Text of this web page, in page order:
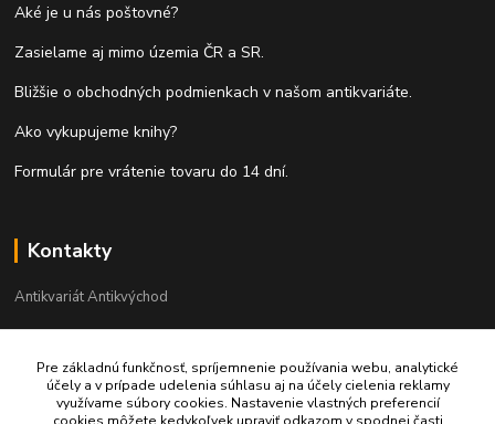
Aké je u nás poštovné?
Zasielame aj mimo územia ČR a SR.
Bližšie o obchodných podmienkach v našom antikvariáte.
Ako vykupujeme knihy?
Formulár pre vrátenie tovaru do 14 dní.
Kontakty
Antikvariát Antikvýchod
antikvariat@antikvychod.sk
Pre základnú funkčnosť, spríjemnenie používania webu, analytické
účely a v prípade udelenia súhlasu aj na účely cielenia reklamy
využívame súbory cookies. Nastavenie vlastných preferencií